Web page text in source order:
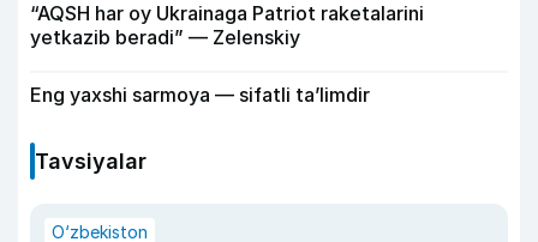
“AQSH har oy Ukrainaga Patriot raketalarini
yetkazib beradi” — Zelenskiy
Eng yaxshi sarmoya — sifatli ta’limdir
Tavsiyalar
O‘zbekiston